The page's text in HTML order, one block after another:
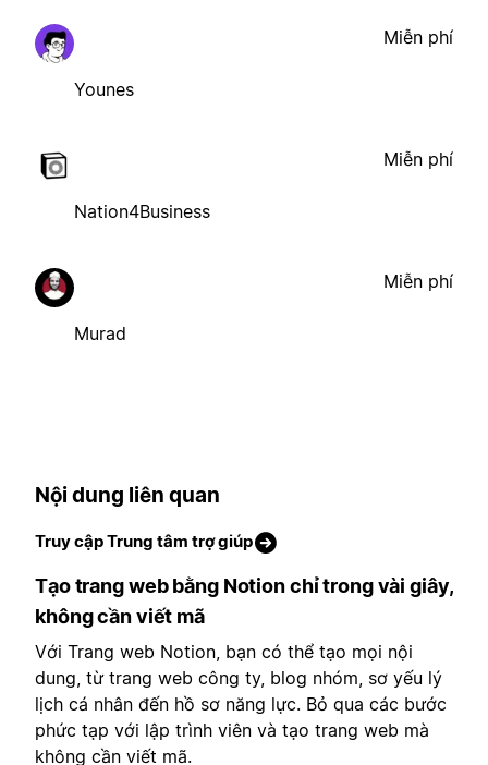
Younes
Miễn phí
Nation4Business
Miễn phí
Murad
Miễn phí
Nội dung liên quan
Truy cập Trung tâm trợ giúp
Tạo trang web bằng Notion chỉ trong vài giây,
không cần viết mã
Với Trang web Notion, bạn có thể tạo mọi nội
dung, từ trang web công ty, blog nhóm, sơ yếu lý
lịch cá nhân đến hồ sơ năng lực. Bỏ qua các bước
phức tạp với lập trình viên và tạo trang web mà
không cần viết mã.